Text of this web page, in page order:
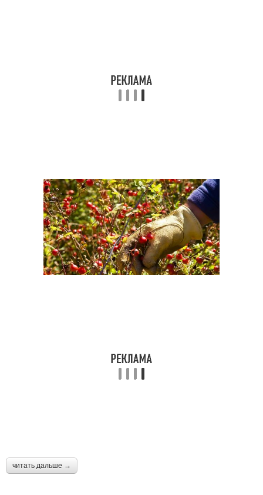
читать дальше →